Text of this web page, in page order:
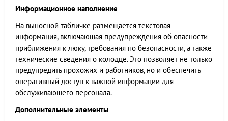
Информационное наполнение
На выносной табличке размещается текстовая
информация, включающая предупреждения об опасности
приближения к люку, требования по безопасности, а также
технические сведения о колодце. Это позволяет не только
предупредить прохожих и работников, но и обеспечить
оперативный доступ к важной информации для
обслуживающего персонала.
Дополнительные элементы